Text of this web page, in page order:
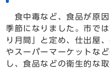
食中毒など、食品が原
季節になりました。市で
り月間」と定め、仕出屋
やスーパーマーケットな
し、食品などの衛生的な